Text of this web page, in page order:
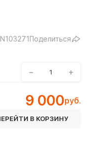
Поделиться
− +
9 000руб.
В КОРЗИНУ